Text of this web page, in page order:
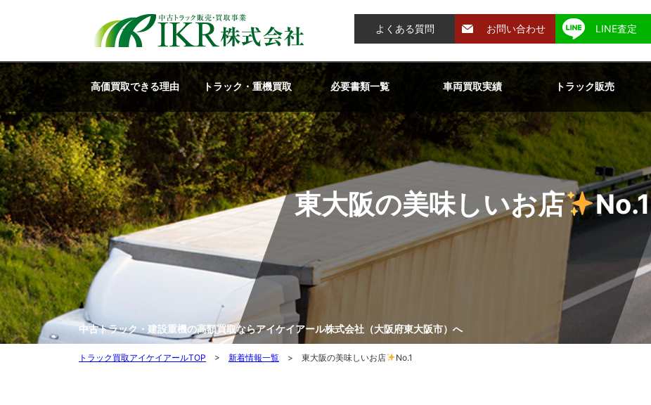
よくある質問 お問い合わせ LINE査定
高価買取できる理由 トラック・重機買取 必要書類一覧 車両買取実績 トラック販売
東大阪の美味しいお店 No.1
中古トラック・建設重機の高額買取ならアイケイアール株式会社（大阪府東大阪市）へ
トラック買取アイケイアールTOP > 新着情報一覧 > 東大阪の美味しいお店 No.1